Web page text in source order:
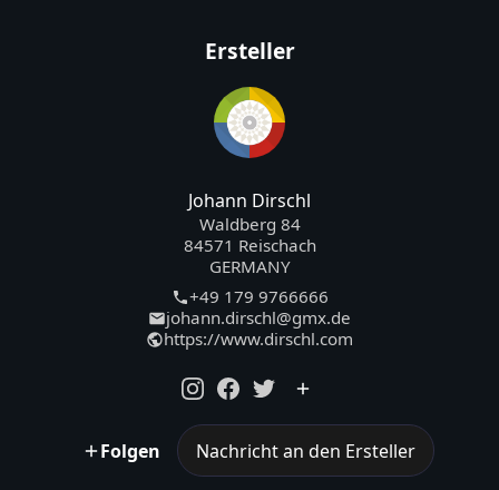
Ersteller
Johann Dirschl
Waldberg 84
84571 Reischach
GERMANY
+49 179 9766666
johann.dirschl@gmx.de
https://www.dirschl.com
Folgen Nachricht an den Ersteller